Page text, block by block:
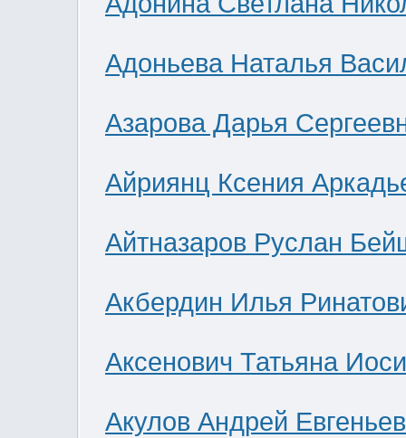
Адоньева Наталья
Азарова Дарья
Айриянц Ксения
Айтназаров Руслан
Акбердин Илья
Аксенович Татьяна
Акулов Андрей